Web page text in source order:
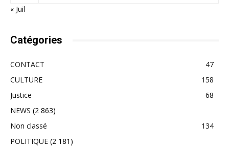
« Juil
Catégories
CONTACT
47
CULTURE
158
Justice
68
NEWS (2 863)
Non classé
134
POLITIQUE (2 181)